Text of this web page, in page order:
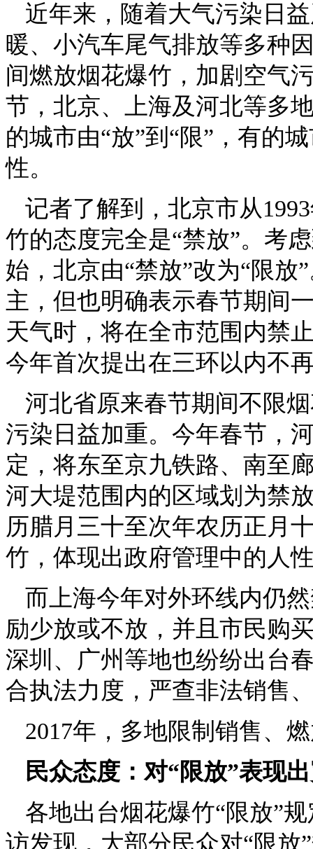
近年来，随着大气污染日
暖、小汽车尾气排放等多种
间燃放烟花爆竹，加剧空气
节，北京、上海及河北等多
的城市由“放”到“限”，有的
性。
记者了解到，北京市从
竹的态度完全是“禁放”。考
始，北京由“禁放”改为“限放
主，但也明确表示春节期间
天气时，将在全市范围内禁
今年首次提出在三环以内不
河北省原来春节期间不限
污染日益加重。今年春节，
定，将东至京九铁路、南至
河大堤范围内的区域划为禁
历腊月三十至次年农历正月
竹，体现出政府管理中的人
而上海今年对外环线内仍
励少放或不放，并且市民购
深圳、广州等地也纷纷出台
合执法力度，严查非法销售
2017年，多地限制销售、
民众态度：对“限放”表现
各地出台烟花爆竹“限放”
访发现，大部分民众对“限放